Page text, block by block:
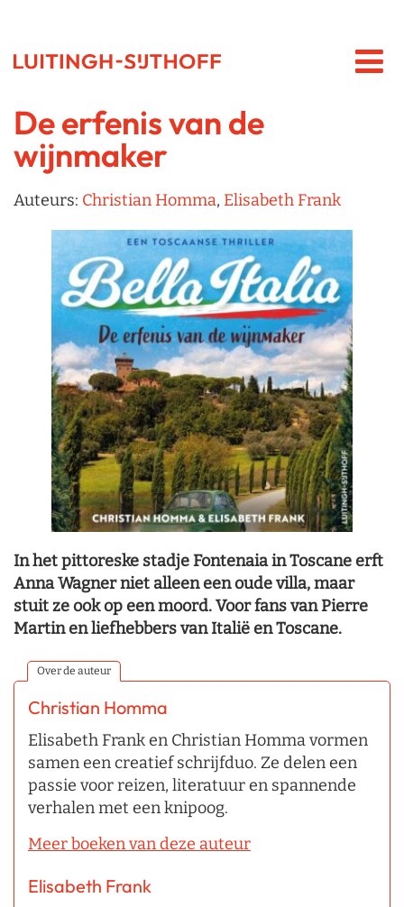
De erfenis van de
wijnmaker
Auteurs: Christian Homma, Elisabeth Frank
In het pittoreske stadje Fontenaia in Toscane erft
Anna Wagner niet alleen een oude villa, maar
stuit ze ook op een moord. Voor fans van Pierre
Martin en liefhebbers van Italië en Toscane.
Over de auteur
Christian Homma
Elisabeth Frank en Christian Homma vormen
samen een creatief schrijfduo. Ze delen een
passie voor reizen, literatuur en spannende
verhalen met een knipoog.
Meer boeken van deze auteur
Elisabeth Frank